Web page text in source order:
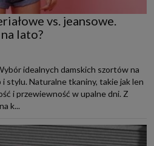
vs. jeansowe.
lato?
idealnych damskich szortów na
stylu. Naturalne tkaniny, takie jak len
i przewiewność w upalne dni. Z
k...